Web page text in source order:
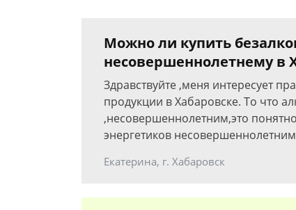
Можно ли купить
несовершеннолетнему в
Здравствуйте ,меня интересует
продукции в Хабаровске. То что
,несовершеннолетним,это
энергетиков несовершеннолетним
Екатерина, г. Хабаровск